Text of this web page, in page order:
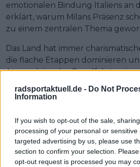
radsportaktuell.de - Do Not
Information
If you wish to opt-out of the sale,
processing of your personal or
targeted advertising by us, please use
section to confirm your selection.
opt-out request is processed you may
emotionalen Bindung Italiens an
erklärt, warum Milans Präsenz
zu einem zentralen Thema
Das Land hat immer
die flache Etappen dominieren
Atmosphäre der Rundfahrt
überzeugt, dass Milan fest in
dürfte der Lärm um Italiens
Sprintphänomen noch deutlich
Weiterlesen